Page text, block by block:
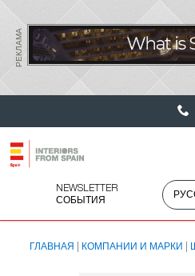
РЕКЛАМА
NEWSLETTER
СОБЫТИЯ
ГЛАВНАЯ КОМПАНИИ И МАРКИ